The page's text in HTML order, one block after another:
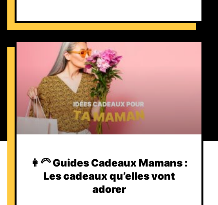
👩‍🦳 Guides Cadeaux Mamans :
Les cadeaux qu’elles vont
adorer